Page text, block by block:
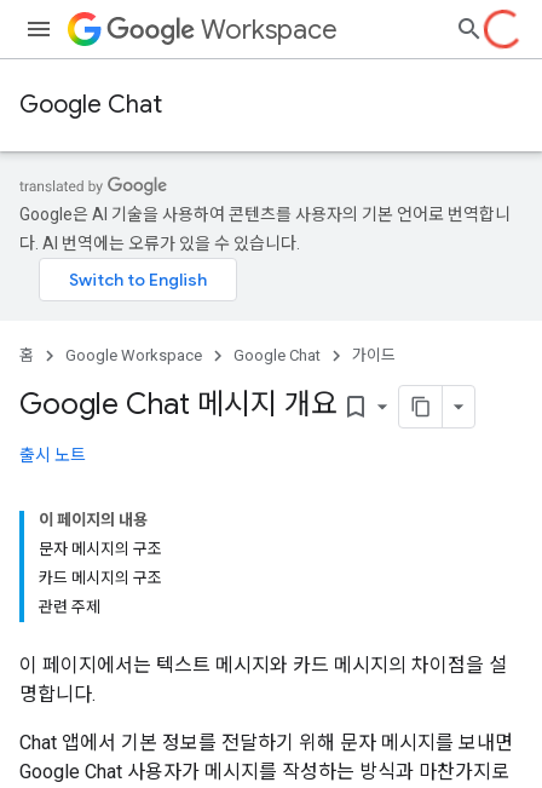
Workspace
Google Chat
Google은 AI 기술을 사용하여 콘텐츠를 사용자의 기본 언어로 번역합니
다. AI 번역에는 오류가 있을 수 있습니다.
홈 Google Workspace Google Chat 가이드
Google Chat 메시지 개요 bookmark_border
출시 노트
이 페이지의 내용
문자 메시지의 구조
카드 메시지의 구조
관련 주제
이 페이지에서는 텍스트 메시지와 카드 메시지의 차이점을 설
명합니다.
Chat 앱에서 기본 정보를 전달하기 위해 문자 메시지를 보내면
Google Chat 사용자가 메시지를 작성하는 방식과 마찬가지로